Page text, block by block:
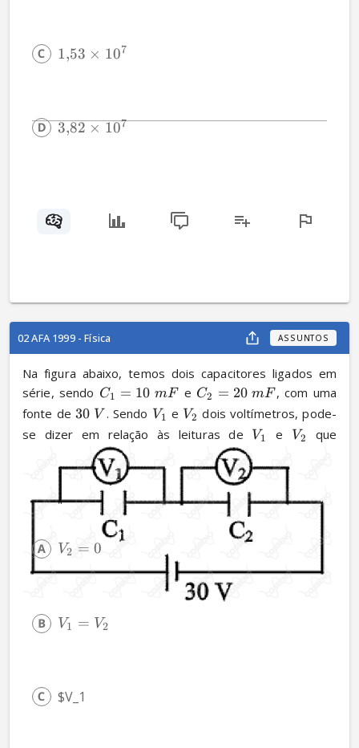
1,53 × 107
3,82 × 107
02 AFA 1999 - Física ASSUNTOS
Na figura abaixo, temos dois capacitores ligados em
série, sendo C1 = 10 mF e C2 = 20 mF , com uma
fonte de 30 V . Sendo V1 e V2 dois voltímetros, pode-
se dizer em relação às leituras de
V1 e V2 que
V2 = 0
V1 = V2
$V_1